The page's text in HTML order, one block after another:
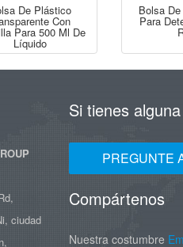
De Plástico
Con
Para 500 Ml De
Líquido
Bolsa
Para
ciudad
Si tienes
PREGUNTE
Compártenos
Nuestra costumbre